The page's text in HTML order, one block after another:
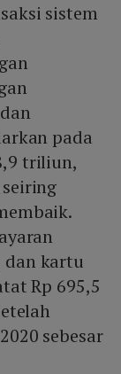
sistem
pada
triliun,
dan kartu
Rp 695,5
sebesar